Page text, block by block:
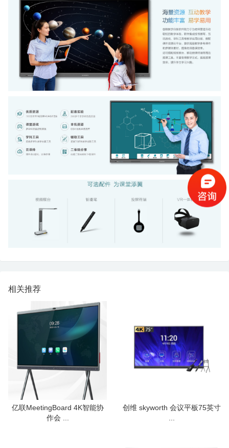
相关推荐
亿联MeetingBoard 4K智能协
作会 ...
创维 skyworth 会议平板75英寸